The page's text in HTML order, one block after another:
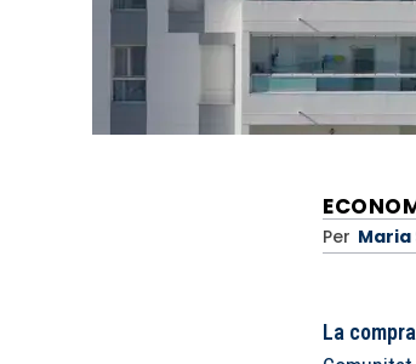
Per Maria
La